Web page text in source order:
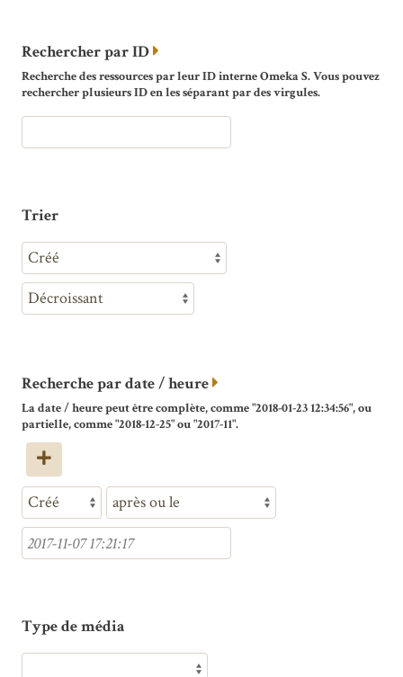
Rechercher par ID
Recherche des ressources par leur ID interne Omeka S. Vous pouvez
rechercher plusieurs ID en les séparant par des virgules.
Trier
Recherche par date / heure
La date / heure peut être complète, comme "2018-01-23 12:34:56", ou
partielle, comme "2018-12-25" ou "2017-11".
Type de média